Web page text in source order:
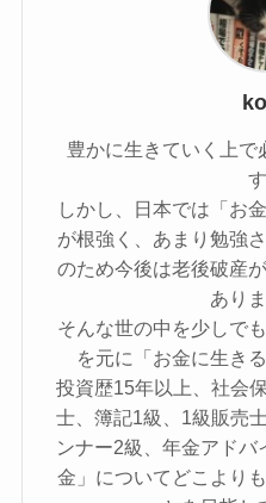
豊かに生きていく上
す
しかし、日本では「お
が根強く、あまり勉強
のため今後は老後破産
あり
そんな世の中を少しで
を元に「お金に生き
投資歴15年以上、社会
士、簿記1級、1級販売
ンナー2級、年金アド
金」についてどこより